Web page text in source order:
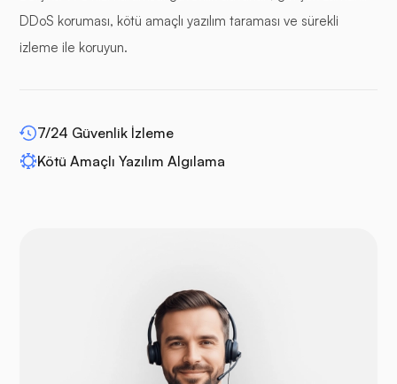
tampon paneller
WP-genişletme
DDoS koruması, kötü amaçlı yazılım taraması ve sürekli
izleme ile koruyun.
7/24 Güvenlik İzleme
Kötü Amaçlı Yazılım Algılama